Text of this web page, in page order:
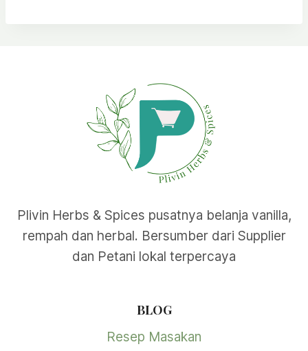
dapat
diambil
di
halaman
produk
Plivin Herbs & Spices pusatnya belanja vanilla,
rempah dan herbal. Bersumber dari Supplier
dan Petani lokal terpercaya
BLOG
Resep Masakan